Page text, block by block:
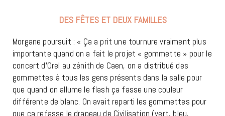
DES FÊTES ET DEUX FAMILLES
Morgane poursuit : « Ça a prit une tournure vraiment plus
importante quand on a fait le projet « gommette » pour le
concert d’Orel au zénith de Caen, on a distribué des
gommettes à tous les gens présents dans la salle pour
que quand on allume le flash ça fasse une couleur
différente de blanc. On avait reparti les gommettes pour
que ça refasse le drapeau de Civilisation (vert, bleu,